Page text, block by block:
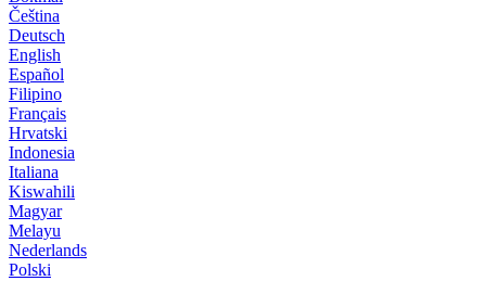
Čeština
Deutsch
English
Español
Filipino
Français
Hrvatski
Indonesia
Italiana
Kiswahili
Magyar
Melayu
Nederlands
Polski